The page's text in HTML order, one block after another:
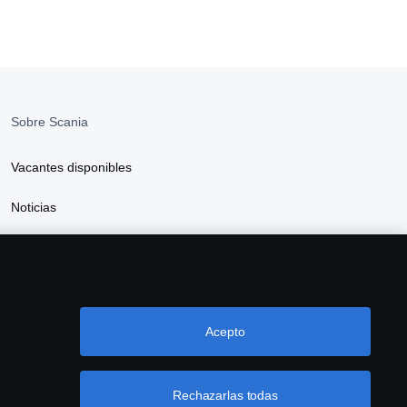
Sobre Scania
Vacantes disponibles
Noticias
Rechazarlas todas
Acepto